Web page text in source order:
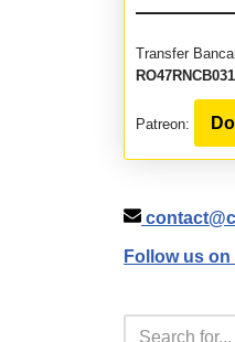
Transfer
Patreon:
Follow us on